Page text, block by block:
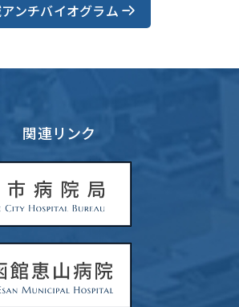
ンチバイオグラム
関連リンク